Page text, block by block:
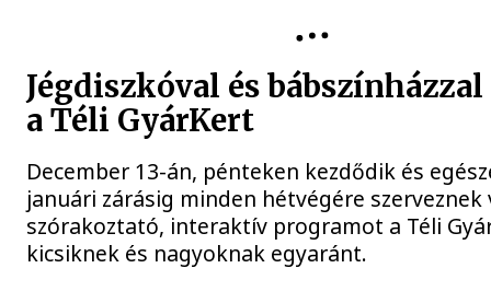
Jégdiszkóval és
a Téli GyárKert
December 13-án, pénteken kezdődik és
januári zárásig minden hétvégére szerveznek
szórakoztató, interaktív programot a Téli
kicsiknek és nagyoknak egyaránt.